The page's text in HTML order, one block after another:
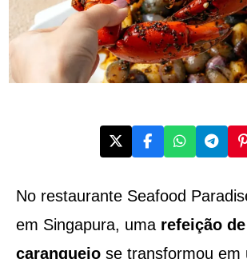
No restaurante Seafood
em Singapura, uma refeição de
caranguejose transformou em